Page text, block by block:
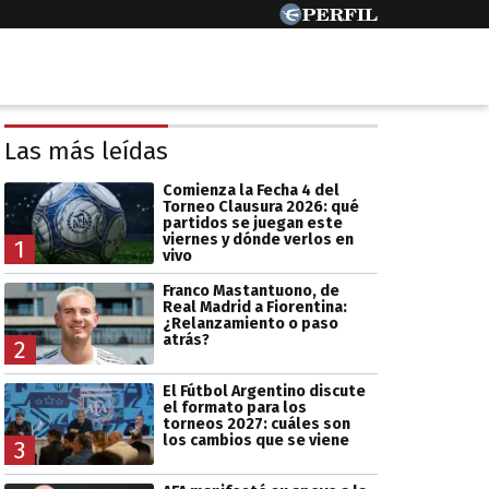
Las más leídas
1
Comienza la Fecha 4 del
Torneo Clausura 2026: qué
partidos se juegan este
viernes y dónde verlos en
vivo
2
Franco Mastantuono, de
Real Madrid a Fiorentina:
¿Relanzamiento o paso
atrás?
3
El Fútbol Argentino discute
el formato para los
torneos 2027: cuáles son
los cambios que se viene